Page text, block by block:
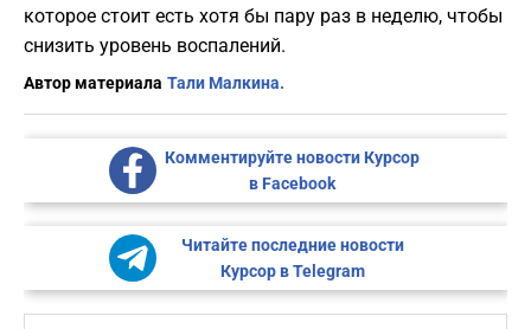
которое стоит есть хотя бы пару раз в неделю, чтобы
снизить уровень воспалений.
Автор материала Тали Малкина.
Комментируйте новости Курсор
в Facebook
Читайте последние новости
Курсор в Telegram